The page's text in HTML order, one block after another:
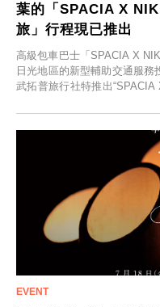
葉的「SPACIA X
旅」行程現已推出
高級包車巴士「SPACIA X
日光地區的新型輔助交通服
武拓普旅行社特推出